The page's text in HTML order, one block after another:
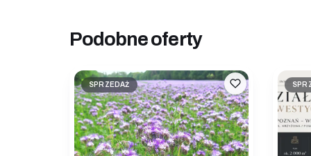
Podobne oferty
SPRZEDAŻ